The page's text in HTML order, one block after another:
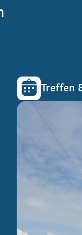
Treffen